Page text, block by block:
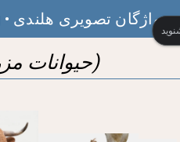
• واژگان تصویری هلندی
(حیوانات مزرعه)